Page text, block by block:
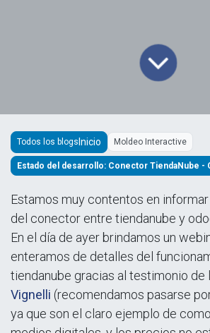
Todos los blogs Moldeo Interactive
Estado del desarrollo: Conector TiendaNube -
Estamos muy contentos en
del conector entre tiendanube y
En el día de ayer brindamos un
enteramos de detalles del
tiendanube gracias al testimonio de
Vignelli (recomendamos pasarse
ya que son el claro ejemplo de